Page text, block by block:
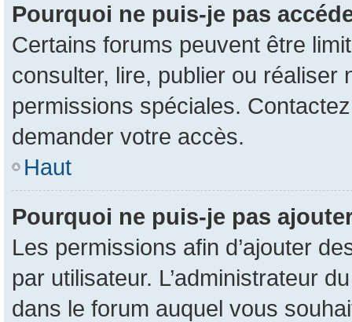
Pourquoi ne puis-je pas
Certains forums peuvent être
consulter, lire, publier ou réaliser
permissions spéciales.
demander votre accès.
Haut
Pourquoi ne puis-je pas
Les permissions afin d’ajouter
par utilisateur. L’administrateur
dans le forum auquel vous